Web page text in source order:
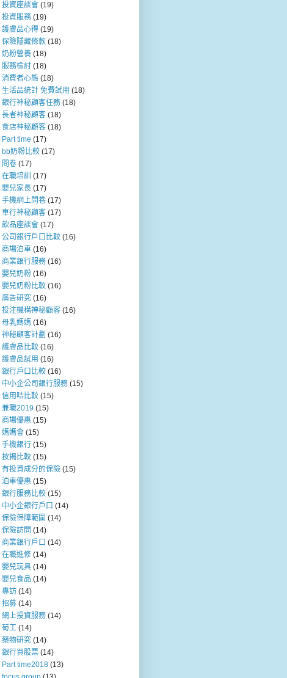
投資座談會 (19)
投資服務 (19)
護膚品心得 (19)
保險隱藏條款 (18)
奶粉營養 (18)
服務檢討 (18)
消費者心態 (18)
生活品統計 免費試用 (18)
銀行神秘顧客任務 (18)
長者神秘顧客 (18)
食店神秘顧客 (18)
Part time (17)
bb奶粉比較 (17)
問卷 (17)
在職培訓 (17)
嬰兒家長 (17)
手機網上問卷 (17)
車行神秘顧客 (17)
飲品座談會 (17)
公司銀行戶口比較 (16)
商場泊車 (16)
商業銀行服務 (16)
嬰兒奶粉 (16)
嬰兒奶粉比較 (16)
廣告研究 (16)
投注機構神秘顧客 (16)
母乳媽媽 (16)
神秘顧客計劃 (16)
護膚品比較 (16)
護膚品試用 (16)
銀行戶口比較 (16)
中小企公司銀行服務 (15)
信用咭比較 (15)
兼職2019 (15)
商場優惠 (15)
媽媽會 (15)
手機銀行 (15)
按揭比較 (15)
有投資成分的保險 (15)
泊車優惠 (15)
銀行服務比較 (15)
中小企銀行戶口 (14)
保險保障範圍 (14)
保險訪問 (14)
商業銀行戶口 (14)
在職進修 (14)
嬰兒玩具 (14)
嬰兒食品 (14)
專訪 (14)
招募 (14)
網上投資服務 (14)
荀工 (14)
藥物研究 (14)
銀行買股票 (14)
Part time2018 (13)